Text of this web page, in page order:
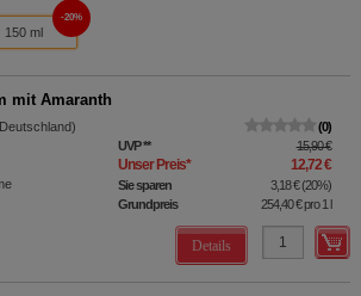
150 ml
20%
mit Amaranth
0
UVP** 15,90 €
Unser Preis* 12,72 €
Sie sparen 3,18 €(20%)
Grundpreis
254,40 €pro 1 l
Details